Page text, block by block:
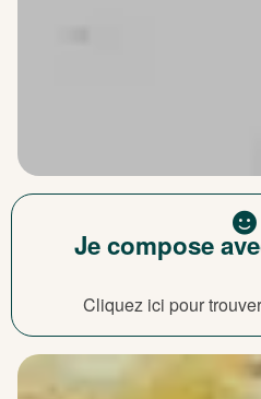
Je compose
Cliquez ici pour